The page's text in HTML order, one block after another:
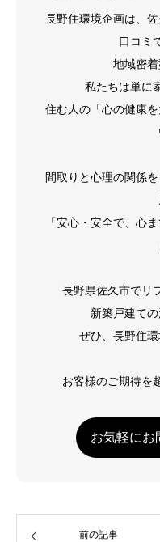
長野住環境企画は、
口コミ
地域密着
私たちは単に
住む人の「心の健康
間取りと心理の関係
「安心・安全で、心
長野県佐久市でリ
新築戸建て
ぜひ、長野住
お客様のご期待を
お気軽にお
前の記事